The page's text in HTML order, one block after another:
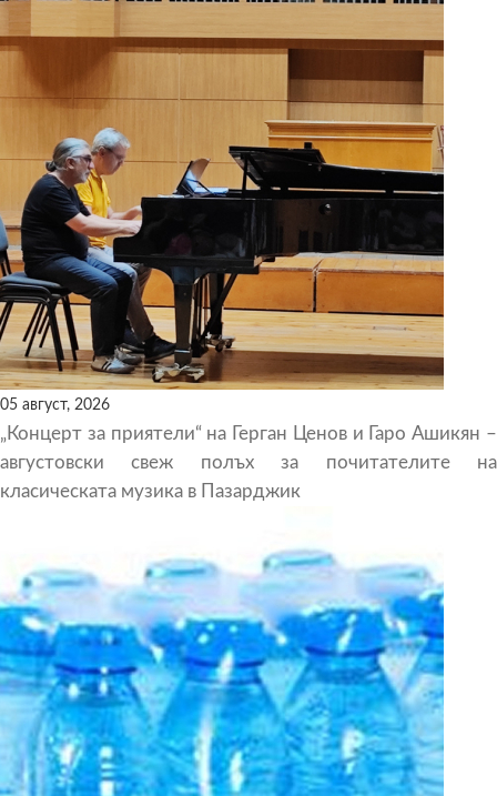
05 август, 2026
„Концерт за приятели“ на Герган Ценов и Гаро Ашикян –
августовски свеж полъх за почитателите на
класическата музика в Пазарджик